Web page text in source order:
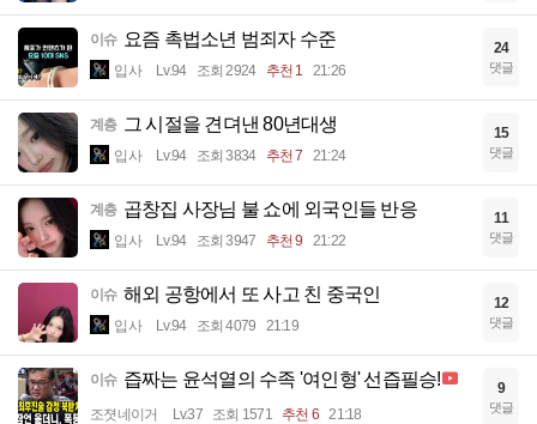
이슈 요즘 촉법소년 범죄자 수준
입사 Lv.94 조회 2924 추천 1 21:26
24
댓글
계층 그 시절을 견뎌낸 80년대생
입사 Lv.94 조회 3834 추천 7 21:24
15
댓글
계층 곱창집 사장님 불 쇼에 외국인들 반응
입사 Lv.94 조회 3947 추천 9 21:22
11
댓글
이슈 해외 공항에서 또 사고 친 중국인
입사 Lv.94 조회 4079 21:19
12
댓글
이슈 즙짜는 윤석열의 수족 '여인형' 선즙필승!
조졋네이거 Lv.37 조회 1571 추천 6 21:18
9
댓글